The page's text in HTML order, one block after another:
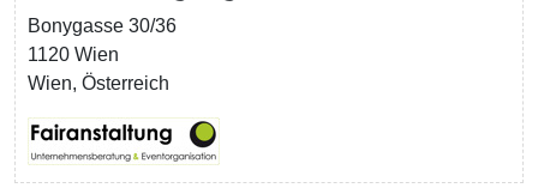
Bonygasse 30/36
1120 Wien
Wien, Österreich